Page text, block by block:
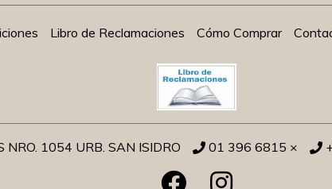
Libro de Reclamaciones Cómo Comprar
NRO. 1054 URB. SAN ISIDRO 01 396 6815 ×